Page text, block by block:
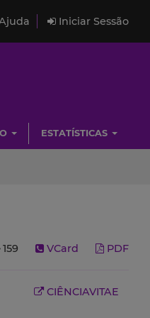
Iniciar Sessão
ESTATÍSTICAS
159 VCard PDF
CIÊNCIAVITAE